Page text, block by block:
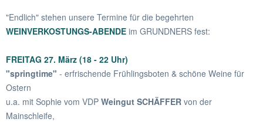
"Endlich" stehen unsere Termine für die begehrten
WEINVERKOSTUNGS-ABENDE im GRUNDNERS fest:
FREITAG 27. März (18 - 22 Uhr)
"springtime" - erfrischende Frühlingsboten & schöne Weine für
Ostern
u.a. mit Sophie vom VDP Weingut SCHÄFFER von der
Mainschleife,